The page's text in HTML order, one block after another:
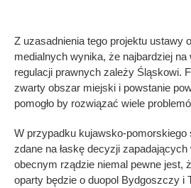
Z uzasadnienia tego projektu ustawy
medialnych wynika, że najbardziej
regulacji prawnych zależy Śląskowi.
zwarty obszar miejski i powstanie
pomogło by rozwiązać wiele
W przypadku kujawsko-pomorskiego
zdane na łaskę decyzji
obecnym rządzie niemal pewne jest,
oparty będzie o duopol Bydgoszczy i